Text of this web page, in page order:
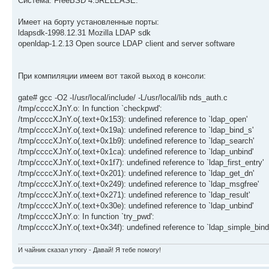
Имеет на борту установленные порты:
ldapsdk-1998.12.31 Mozilla LDAP sdk
openldap-1.2.13 Open source LDAP client and server software
При компиляции имеем вот такой выход в консоли:
gate# gcc -O2 -I/usr/local/include/ -L/usr/local/lib nds_auth.c
/tmp/ccccXJnY.o: In function `checkpwd':
/tmp/ccccXJnY.o(.text+0x153): undefined reference to `ldap_open'
/tmp/ccccXJnY.o(.text+0x19a): undefined reference to `ldap_bind_s'
/tmp/ccccXJnY.o(.text+0x1b9): undefined reference to `ldap_search'
/tmp/ccccXJnY.o(.text+0x1ca): undefined reference to `ldap_unbind'
/tmp/ccccXJnY.o(.text+0x1f7): undefined reference to `ldap_first_entry'
/tmp/ccccXJnY.o(.text+0x201): undefined reference to `ldap_get_dn'
/tmp/ccccXJnY.o(.text+0x249): undefined reference to `ldap_msgfree'
/tmp/ccccXJnY.o(.text+0x271): undefined reference to `ldap_result'
/tmp/ccccXJnY.o(.text+0x30e): undefined reference to `ldap_unbind'
/tmp/ccccXJnY.o: In function `try_pwd':
/tmp/ccccXJnY.o(.text+0x34f): undefined reference to
И чайник сказал утюгу - Давай! Я тебе помогу!